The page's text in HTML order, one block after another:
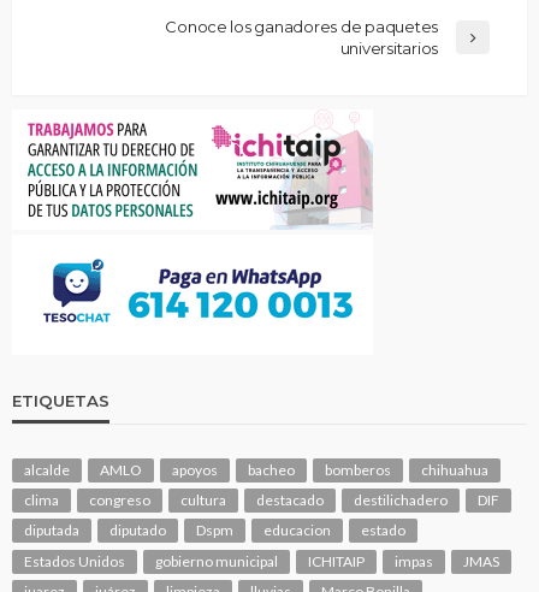
Conoce los ganadores de paquetes
universitarios
ETIQUETAS
alcalde AMLO apoyos bacheo bomberos
chihuahua
clima
congreso cultura destacado destilichadero
DIF
diputada
diputado Dspm educacion
estado
Estados Unidos
gobierno municipal ICHITAIP impas
JMAS